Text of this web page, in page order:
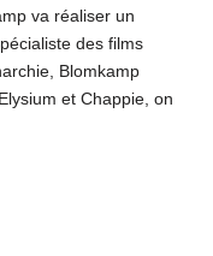
va réaliser un
des films
Blomkamp
et Chappie, on